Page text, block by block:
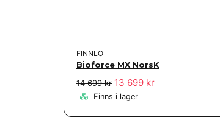
FINNLO
Bioforce MX NorsK
14 699 kr 13 699 kr
Finns i lager